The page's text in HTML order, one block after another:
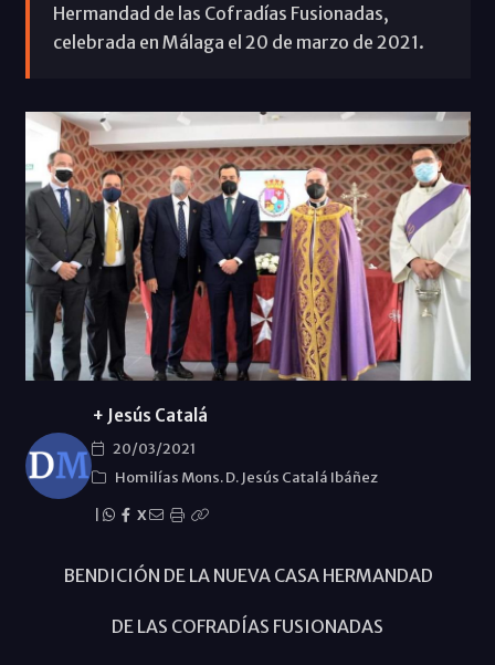
Hermandad de las Cofradías Fusionadas,
celebrada en Málaga el 20 de marzo de 2021.
+ Jesús Catalá
20/03/2021
Homilías Mons. D. Jesús Catalá Ibáñez
X
BENDICIÓN DE LA NUEVA CASA HERMANDAD
DE LAS COFRADÍAS FUSIONADAS